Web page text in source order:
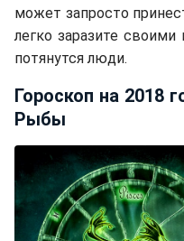
может запросто
легко заразите
потянутся люди.
Гороскоп на 2018
Рыбы